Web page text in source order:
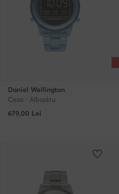
Daniel Wellington
Ceas · Albastru
679,00 Lei